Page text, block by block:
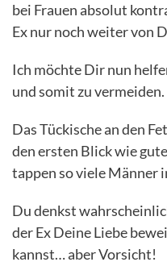
bei Frauen absolut
Ex nur noch weiter von
Ich möchte Dir nun
und somit zu vermeiden.
Das Tückische an den
den ersten Blick wie
tappen so viele Männer
Du denkst
der Ex Deine Liebe
kannst… aber Vorsicht!